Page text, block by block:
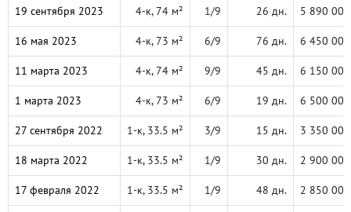
19 сентября 2023 4-к, 74 м² 1/9 26 дн. 5 890 000
16 мая 2023 4-к, 73 м² 6/9 76 дн. 6 450 000
11 марта 2023 4-к, 74 м² 9/9 45 дн. 6 150 000
1 марта 2023 4-к, 73 м² 6/9 19 дн. 6 500 000
27 сентября 2022 1-к, 33.5 м² 3/9 15 дн. 3 350 000
18 марта 2022 1-к, 33.5 м² 1/9 30 дн. 2 900 000
17 февраля 2022 1-к, 33.5 м² 1/9 48 дн. 2 850 000